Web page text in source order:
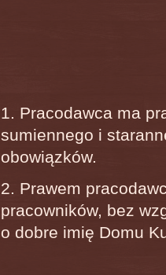
1. Pracodawca ma
sumiennego i
obowiązków.
2. Prawem
pracowników, bez
o dobre imię Domu